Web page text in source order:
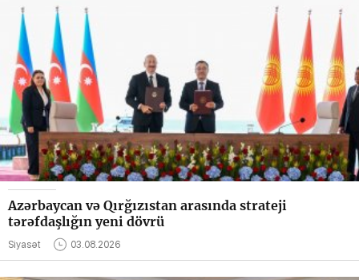
Azərbaycan və Qırğızıstan arasında strateji
tərəfdaşlığın yeni dövrü
Siyasət 03.08.2026